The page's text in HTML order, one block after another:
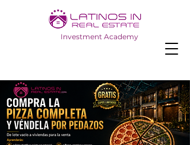
Investment Academy